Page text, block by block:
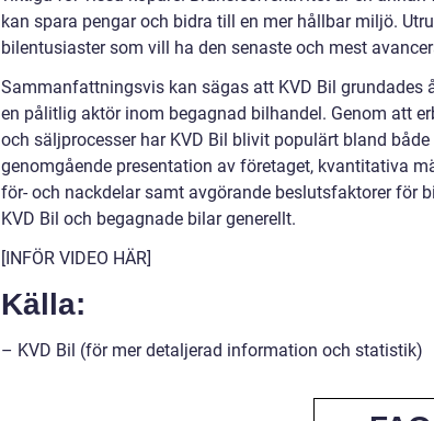
kan spara pengar och bidra till en mer hållbar miljö.
bilentusiaster som vill ha den senaste och mest
Sammanfattningsvis kan sägas att KVD Bil grundades
en pålitlig aktör inom begagnad bilhandel. Genom att
och säljprocesser har KVD Bil blivit populärt bland
genomgående presentation av företaget, kvantitativa
för- och nackdelar samt avgörande beslutsfaktorer för
KVD Bil och begagnade bilar generellt.
[INFÖR VIDEO HÄR]
Källa:
– KVD Bil (för mer detaljerad information och statistik)